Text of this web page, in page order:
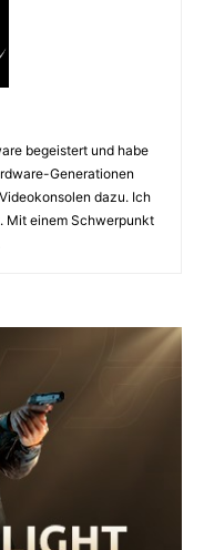
begeistert und habe
Generationen
dazu. Ich
Mit einem Schwerpunkt